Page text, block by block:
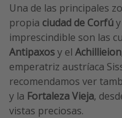
Una de las principales
propia ciudad de Corfú
imprescindible son las
Antipaxosy el Achillieion
emperatriz austríaca
recomendamos ver
y la Fortaleza Vieja,
vistas preciosas.